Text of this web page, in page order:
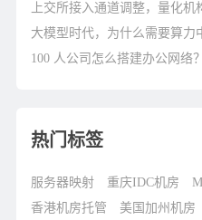
上交所接入通道调整，量化机
大模型时代，为什么需要算力
100 人公司怎么搭建办公网络
热门标签
服务器映射 重庆IDC机房
香港机房托管
美国加州机房